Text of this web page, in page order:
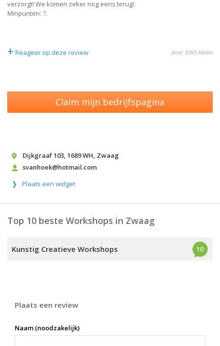
verzorgt! We komen zeker nog eens terug!.
Minpunten: ?.
+ Reageer op deze review bron: XIND Media
Claim mijn bedrijfspagina
Dijkgraaf 103, 1689 WH, Zwaag
svanhoek@hotmail.com
Plaats een widget
Top 10 beste Workshops in Zwaag
Kunstig Creatieve Workshops 10
Plaats een review
Naam (noodzakelijk)